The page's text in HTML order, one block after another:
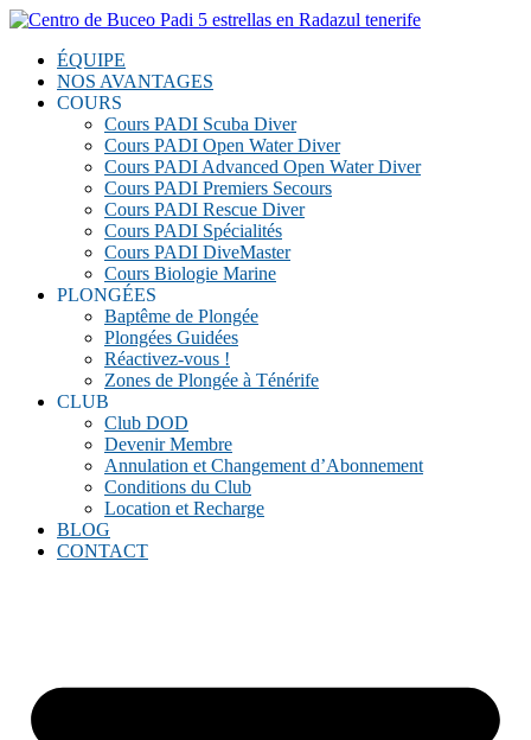
ÉQUIPE
NOS AVANTAGES
COURS
Cours PADI Scuba Diver
Cours PADI Open Water Diver
Cours PADI Advanced Open Water Diver
Cours PADI Premiers Secours
Cours PADI Rescue Diver
Cours PADI Spécialités
Cours PADI DiveMaster
Cours Biologie Marine
PLONGÉES
Baptême de Plongée
Plongées Guidées
Réactivez-vous !
Zones de Plongée à Ténérife
CLUB
Club DOD
Devenir Membre
Annulation et Changement d’Abonnement
Conditions du Club
Location et Recharge
BLOG
CONTACT